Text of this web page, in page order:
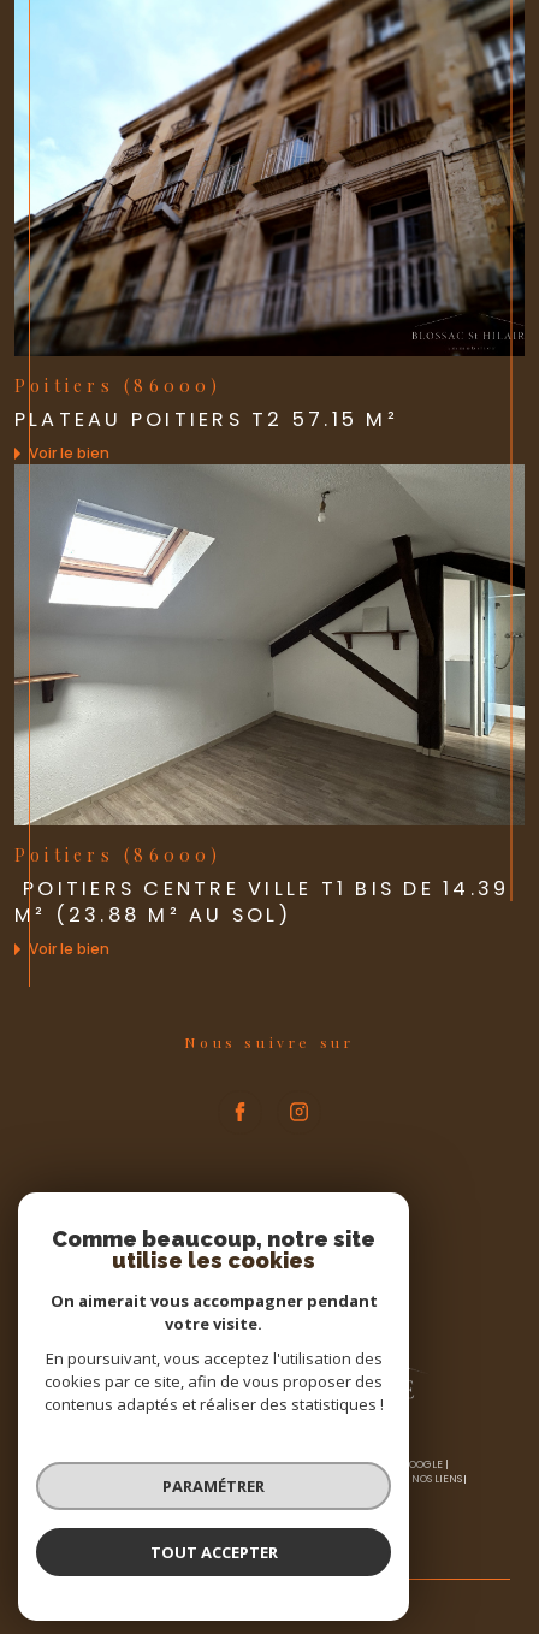
Poitiers (86000)
PLATEAU POITIERS T2 57.15 M²
Voir le bien
Poitiers (86000)
POITIERS CENTRE VILLE T1 BIS DE 14.39
M² (23.88 M² AU SOL)
Voir le bien
Nous suivre sur
PROPRIÉTAIRE
Se connecter
© 2026 | TOUS DROITS RÉSERVÉS | TRADUCTION POWERED BY GOOGLE |
NOS HONORAIRES
PLAN DU SITE MENTIONS LÉGALES ADMIN
NOS LIENS
POLITIQUE RGPD
Comme beaucoup, notre site
utilise les cookies
On aimerait vous accompagner pendant
votre visite.
En poursuivant, vous acceptez l'utilisation des
cookies par ce site, afin de vous proposer des
contenus adaptés et réaliser des statistiques !
PARAMÉTRER
TOUT ACCEPTER